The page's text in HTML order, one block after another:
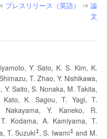
プレスリリース（英語） ⇒ 論
文
Y. Sato, K. S. Kim, K.
T. Zhao, Y. Nishikawa,
Y. Saito, S. Nonaka, M. Takita,
K. Sagou, T. Yagi, T.
Y. Kaneko, R.
Kodama, A. Kamiyama, T.
T. Suzuki‡, S. Iwami‡ and M.